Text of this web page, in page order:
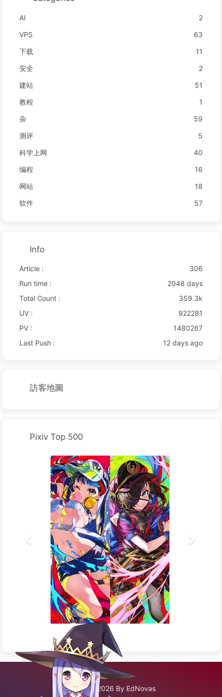
AI
2
VPS
63
下载
11
安全
2
建站
51
教程
1
杂
59
测评
5
科学上网
40
编程
16
网站
18
软件
57
Info
Article :
306
Run time :
2048 days
Total Count :
359.3k
UV :
922281
PV :
1480267
Last Push :
12 days ago
訪客地圖
Pixiv Top 500
©2020 - 2026 By EdNovas